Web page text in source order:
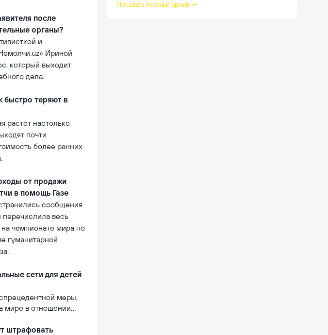
после
органы?
и
Ириной
который выходит
дела.
быстро теряют в
растет настолько
почти
более ранних
от продажи
в помощь Газе
сообщения
перечислила весь
чемпионате мира по
гуманитарной
сети для детей
меры,
мире в отношении
контроля над
возможность запрета
штрафовать
Показать полный архив →